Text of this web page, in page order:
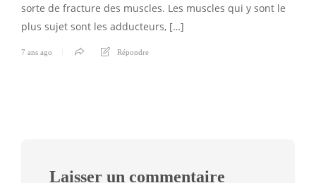
sorte de fracture des muscles. Les muscles qui y sont le
plus sujet sont les adducteurs, […]
7 ans ago Répondre
Laisser un commentaire